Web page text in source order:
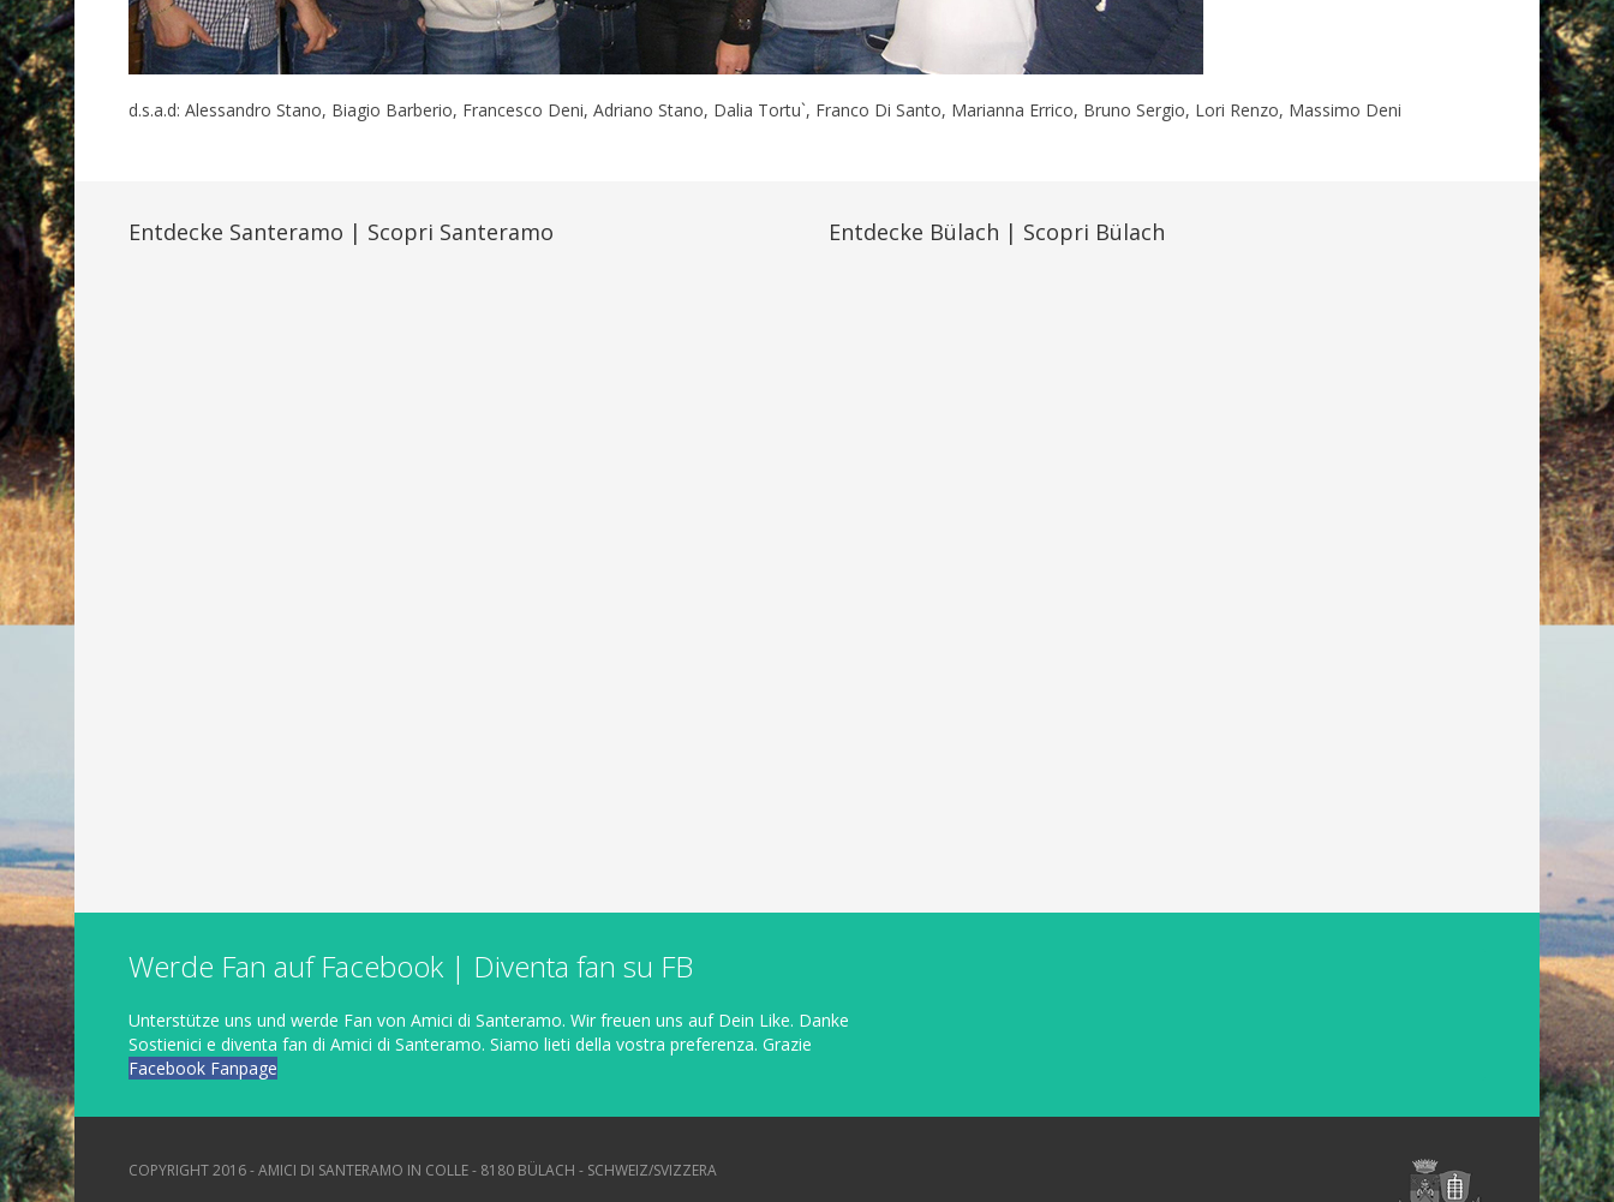
d.s.a.d: Alessandro Stano, Biagio Barberio, Francesco Deni, Adriano Stano, Dalia Tortu`, Franco Di Santo, Marianna Errico, Bruno Sergio, Lori Renzo, Massimo Deni
Entdecke Santeramo | Scopri Santeramo Entdecke Bülach | Scopri Bülach
Werde Fan auf Facebook | Diventa fan su FB
Unterstütze uns und werde Fan von Amici di Santeramo. Wir freuen uns auf Dein Like. Danke
Sostienici e diventa fan di Amici di Santeramo. Siamo lieti della vostra preferenza. Grazie
Facebook Fanpage
COPYRIGHT 2016 - AMICI DI SANTERAMO IN COLLE - 8180 BÜLACH - SCHWEIZ/SVIZZERA